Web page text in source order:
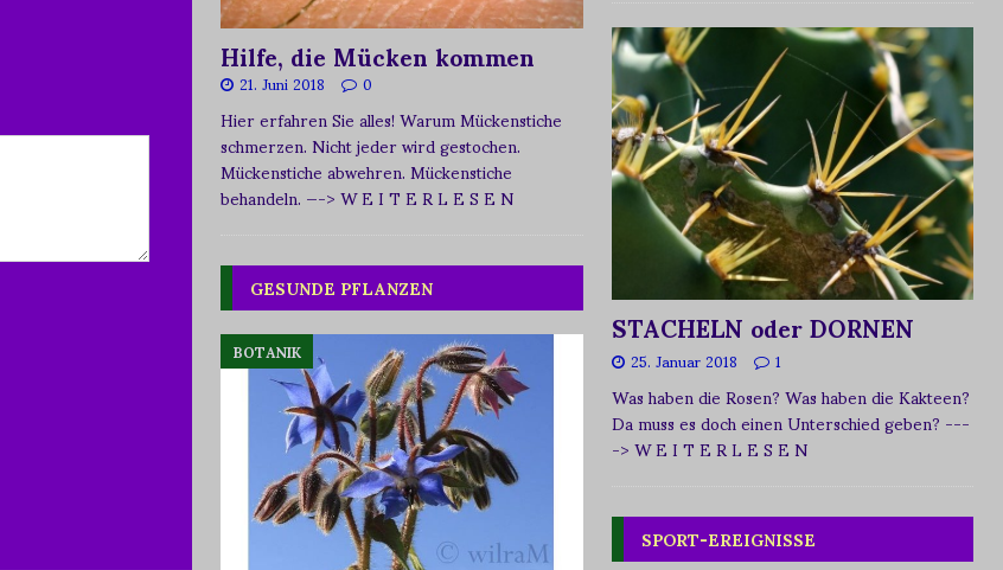
Hilfe, die Mücken kommen
21. Juni 2018 0
Hier erfahren Sie alles! Warum Mückenstiche
schmerzen. Nicht jeder wird gestochen.
Mückenstiche abwehren. Mückenstiche
behandeln.—-> W E I T E R L E S E N
GESUNDE PFLANZEN
BOTANIK STACHELN oder DORNEN
25. Januar 2018 1
Was haben die Rosen? Was haben die Kakteen?
Da muss es doch einen Unterschied geben?---
-> W E I T E R L E S E N
SPORT-EREIGNISSE